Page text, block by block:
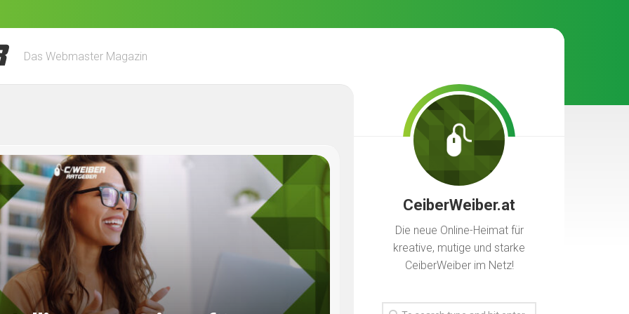
Das Webmaster Magazin
CeiberWeiber.at
Die neue Online-Heimat für
kreative, mutige und starke
CeiberWeiber im Netz!